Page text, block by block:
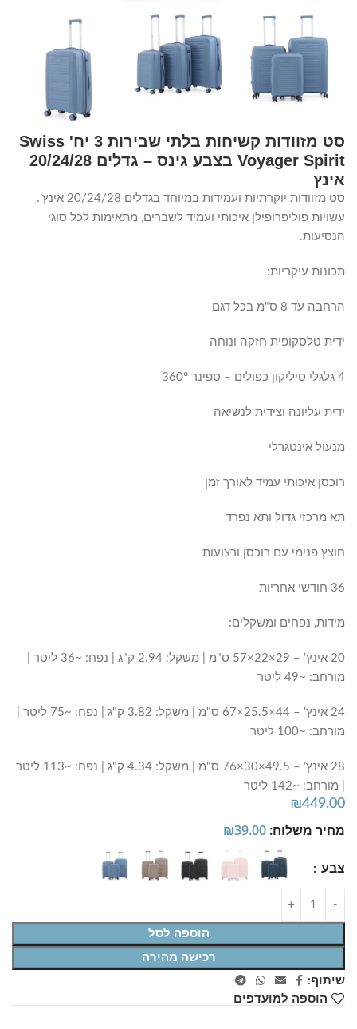
סט מזוודות קשיחות בלתי שבירות 3 יח' Swiss
Voyager Spirit בצבע גינס – גדלים 20/24/28
אינץ
סט מזוודות יוקרתיות ועמידות במיוחד בגדלים 20/24/28 אינץ’.
עשויות פוליפרופילן איכותי ועמיד לשברים, מתאימות לכל סוגי
הנסיעות.
תכונות עיקריות:
הרחבה עד 8 ס"מ בכל דגם
ידית טלסקופית חזקה ונוחה
4 גלגלי סיליקון כפולים – ספינר 360°
ידית עליונה וצידית לנשיאה
מנעול אינטגרלי
רוכסן איכותי עמיד לאורך זמן
תא מרכזי גדול ותא נפרד
חוצץ פנימי עם רוכסן ורצועות
36 חודשי אחריות
מידות, נפחים ומשקלים:
20 אינץ’ – 29×22×57 ס"מ | משקל: 2.94 ק"ג | נפח: ~36 ליטר |
מורחב: ~49 ליטר
24 אינץ’ – 44×25.5×67 ס"מ | משקל: 3.82 ק"ג | נפח: ~75 ליטר |
מורחב: ~100 ליטר
28 אינץ’ – 49.5×30×76 ס"מ | משקל: 4.34 ק"ג | נפח: ~113 ליטר
| מורחב: ~142 ליטר
₪449.00
מחיר משלוח: ₪39.00
צבע
הוספה לסל
רכישה מהירה
שיתוף:
הוספה למועדפים